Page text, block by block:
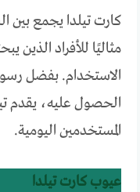
كارت تيلدا يجمع بين
مثاليًا للأفراد
الاستخدام. بفضل
الحصول عليه، يقدم
المستخدمين اليومية.
عيوب كارت تيلدا